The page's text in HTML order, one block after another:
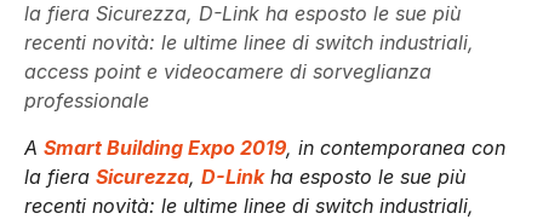
la fiera Sicurezza, D-Link ha esposto le sue più
recenti novità: le ultime linee di switch industriali,
access point e videocamere di sorveglianza
professionale
A Smart Building Expo 2019, in contemporanea con
la fiera Sicurezza, D-Linkha esposto le sue più
recenti novità: le ultime linee di switch industriali,